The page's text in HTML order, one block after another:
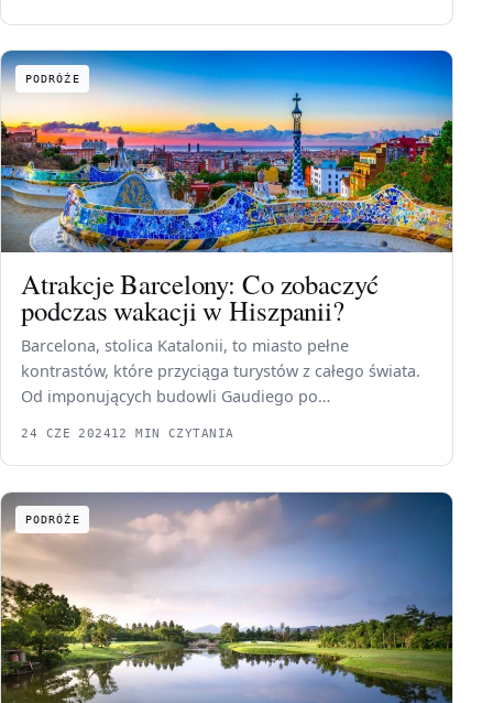
PODRÓŻE
Atrakcje Barcelony: Co zobaczyć
podczas wakacji w Hiszpanii?
Barcelona, stolica Katalonii, to miasto pełne
kontrastów, które przyciąga turystów z całego świata.
Od imponujących budowli Gaudiego po…
24 CZE 202412 MIN CZYTANIA
PODRÓŻE